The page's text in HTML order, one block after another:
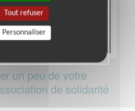
un peu de votre
de solidarité
Tout refuser
Personnaliser